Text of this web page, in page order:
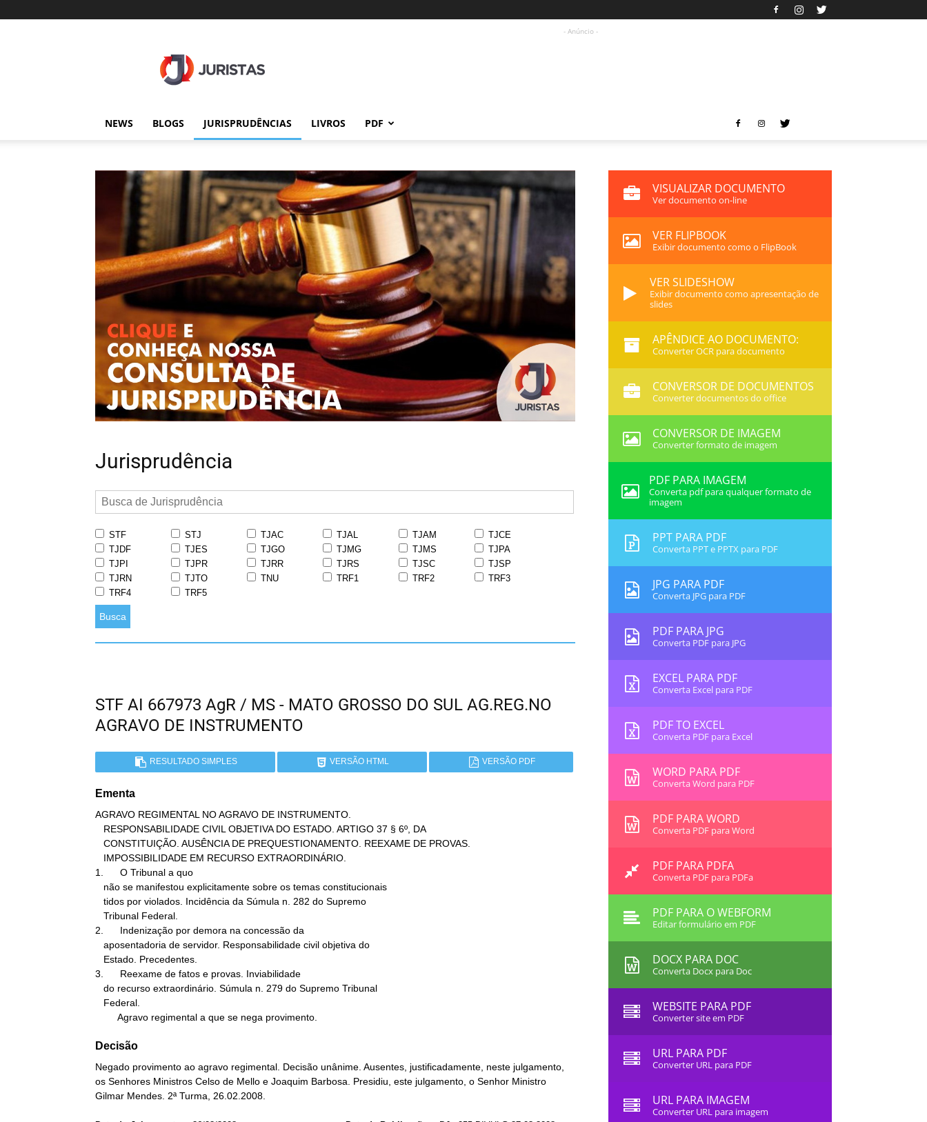
- Anúncio -
NEWS BLOGS JURISPRUDÊNCIAS LIVROS PDF
Jurisprudência
STF STJ TJAC TJAL TJAM
TJCE
TJDF
TJES TJGO TJMG TJMS
TJPA
TJPI
TJPR TJRR TJRS TJSC
TJSP
TJRN
TJTO TNU TRF1 TRF2
TRF3
TRF4
TRF5
Busca
STF AI 667973 AgR / MS - MATO GROSSO DO SUL AG.REG.NO
AGRAVO DE INSTRUMENTO
RESULTADO SIMPLES VERSÃO HTML VERSÃO PDF
Ementa
AGRAVO REGIMENTAL NO AGRAVO DE INSTRUMENTO.
1.      O Tribunal a quo
2.      Indenização por demora na concessão da
3.      Reexame de fatos e provas. Inviabilidade
        Agravo regimental a que se nega provimento.
Decisão
Negado provimento ao agravo regimental. Decisão unânime. Ausentes, justificadamente, neste julgamento,
os Senhores Ministros Celso de Mello e Joaquim Barbosa. Presidiu, este julgamento, o Senhor Ministro
Gilmar Mendes. 2ª Turma, 26.02.2008.
VISUALIZAR DOCUMENTO
Ver documento on-line
VER FLIPBOOK
Exibir documento como o FlipBook
VER SLIDESHOW
Exibir documento como apresentação de
slides
APÊNDICE AO DOCUMENTO:
Converter OCR para documento
CONVERSOR DE DOCUMENTOS
Converter documentos do office
CONVERSOR DE IMAGEM
Converter formato de imagem
PDF PARA IMAGEM
Converta pdf para qualquer formato de
imagem
PPT PARA PDF
Converta PPT e PPTX para PDF
JPG PARA PDF
Converta JPG para PDF
PDF PARA JPG
Converta PDF para JPG
EXCEL PARA PDF
Converta Excel para PDF
PDF TO EXCEL
Converta PDF para Excel
WORD PARA PDF
Converta Word para PDF
PDF PARA WORD
Converta PDF para Word
PDF PARA PDFA
Converta PDF para PDFa
PDF PARA O WEBFORM
Editar formulário em PDF
DOCX PARA DOC
Converta Docx para Doc
WEBSITE PARA PDF
Converter site em PDF
URL PARA PDF
Converter URL para PDF
URL PARA IMAGEM
Converter URL para imagem